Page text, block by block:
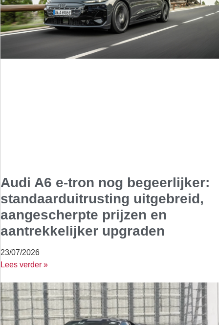
Audi A6 e-tron nog begeerlijker:
standaarduitrusting uitgebreid,
aangescherpte prijzen en
aantrekkelijker upgraden
23/07/2026
Lees verder »